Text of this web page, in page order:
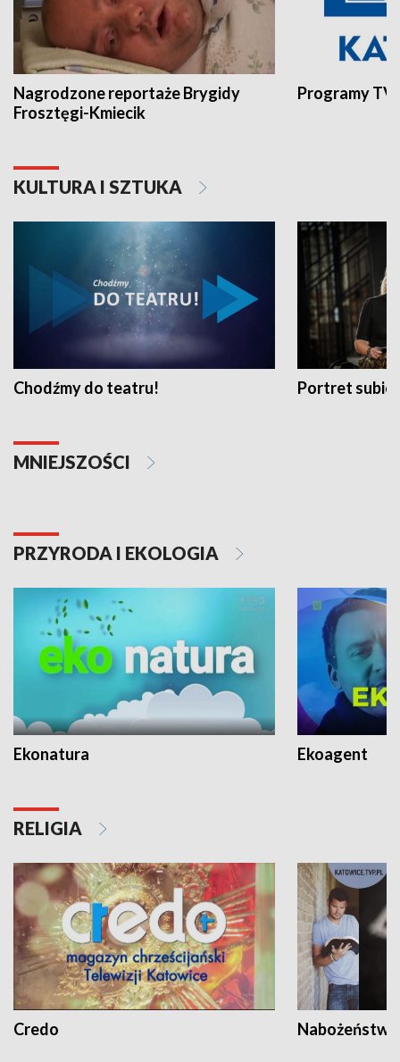
Nagrodzone reportaże Brygidy
Frosztęgi-Kmiecik
Programy
KULTURA I SZTUKA
Chodźmy do teatru! Portret
MNIEJSZOŚCI
PRZYRODA I EKOLOGIA
Ekonatura Ekoagent
RELIGIA
Credo